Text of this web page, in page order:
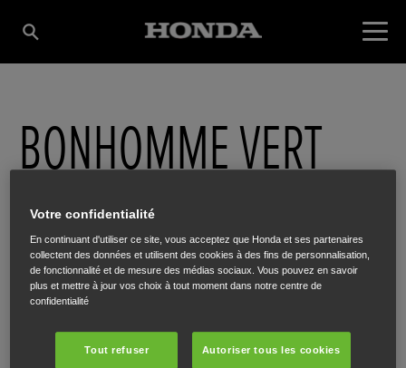
BONHOMME VERT
FEXHE SRL (MIIMO
MASTER DEALER)
Grand Route 478,Fexhe-Le-Haut-Clocher,4347
Votre confidentialité
En continuant d'utiliser ce site, vous acceptez que Honda et ses partenaires
collectent des données et utilisent des cookies à des fins de personnalisation,
de fonctionnalité et de mesure des médias sociaux. Vous pouvez en savoir
plus et mettre à jour vos choix à tout moment dans notre centre de
confidentialité
Tout refuser Autoriser tous les cookies